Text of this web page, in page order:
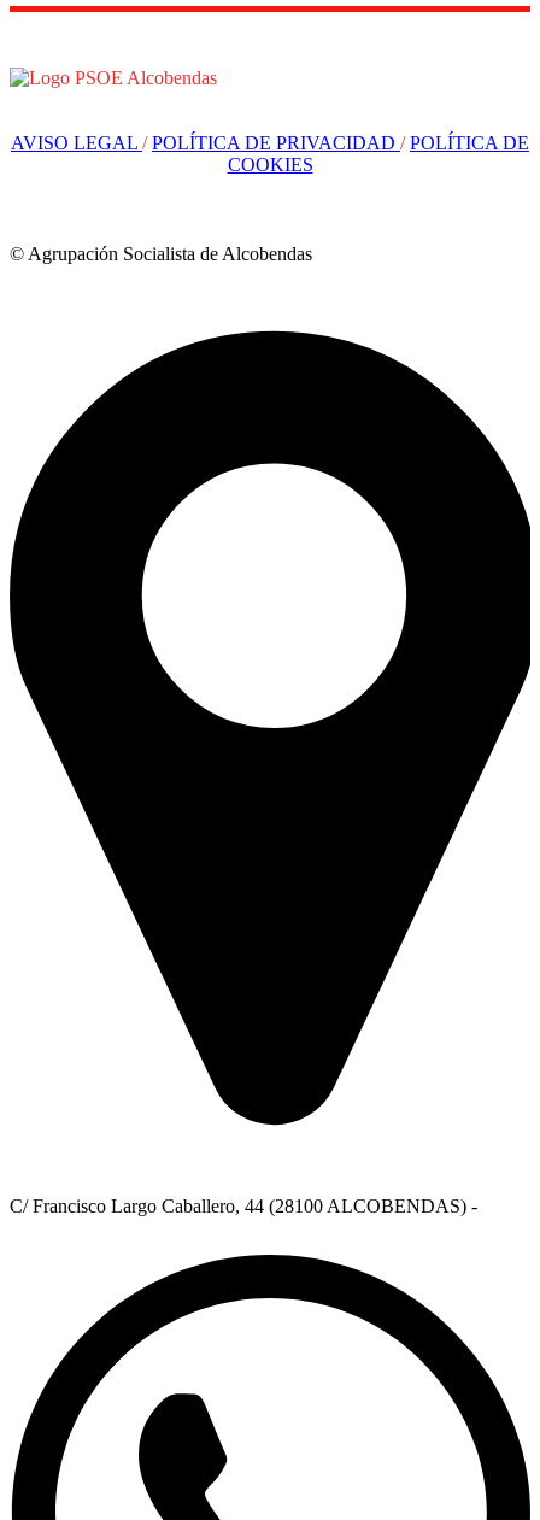
AVISO LEGAL /POLÍTICA DE PRIVACIDAD /POLÍTICA DE
COOKIES
© Agrupación Socialista de Alcobendas
C/ Francisco Largo Caballero, 44 (28100 ALCOBENDAS) -